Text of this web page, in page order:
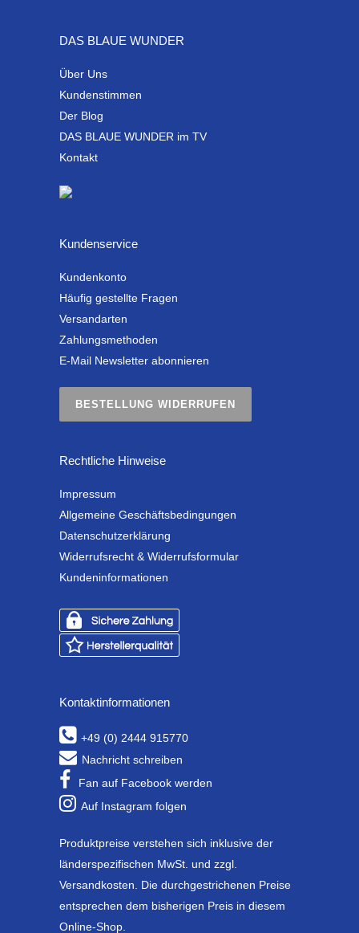
DAS BLAUE WUNDER
Über Uns
Kundenstimmen
Der Blog
DAS BLAUE WUNDER im TV
Kontakt
Kundenservice
Kundenkonto
Häufig gestellte Fragen
Versandarten
Zahlungsmethoden
E-Mail Newsletter abonnieren
BESTELLUNG WIDERRUFEN
Rechtliche Hinweise
Impressum
Allgemeine Geschäftsbedingungen
Datenschutzerklärung
Widerrufsrecht & Widerrufsformular
Kundeninformationen
Kontaktinformationen
+49 (0) 2444 915770
Nachricht schreiben
Fan auf Facebook werden
Auf Instagram folgen
Produktpreise verstehen sich inklusive der
länderspezifischen MwSt. und zzgl.
Versandkosten. Die durchgestrichenen Preise
entsprechen dem bisherigen Preis in diesem
Online-Shop.